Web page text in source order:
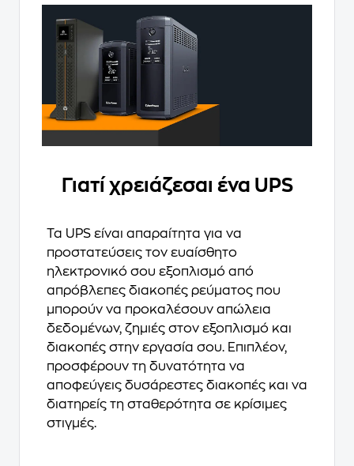
Γιατί χρειάζεσαι ένα UPS
Τα UPS είναι απαραίτητα για να
προστατεύσεις τον ευαίσθητο
ηλεκτρονικό σου εξοπλισμό από
απρόβλεπες διακοπές ρεύματος που
μπορούν να προκαλέσουν απώλεια
δεδομένων, ζημιές στον εξοπλισμό και
διακοπές στην εργασία σου. Επιπλέον,
προσφέρουν τη δυνατότητα να
αποφεύγεις δυσάρεστες διακοπές και να
διατηρείς τη σταθερότητα σε κρίσιμες
στιγμές.